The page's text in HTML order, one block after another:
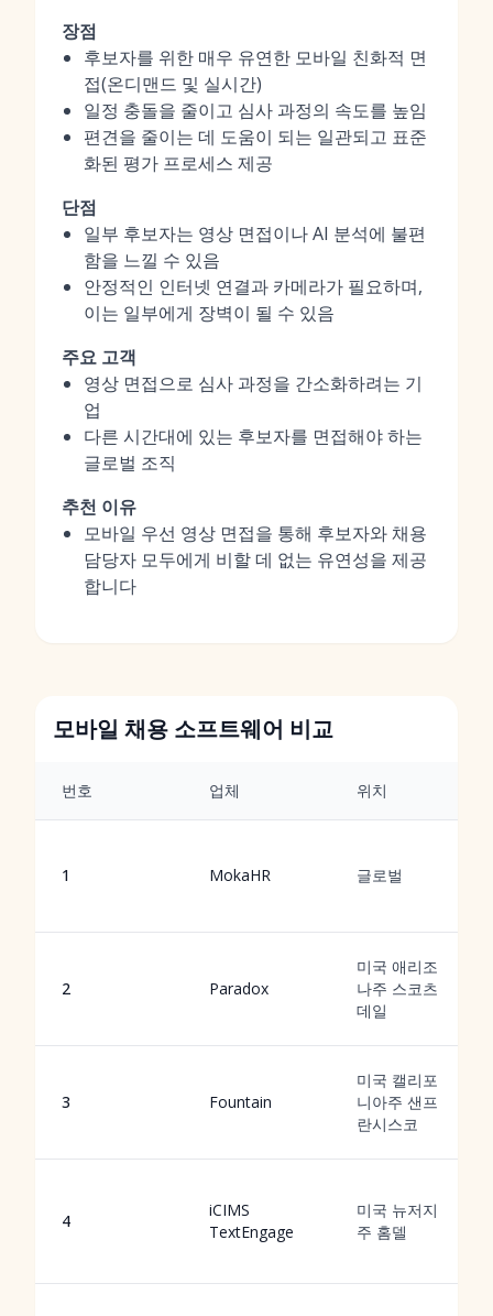
장점
후보자를 위한 매우 유연한 모바일 친화적 면
접(온디맨드 및 실시간)
일정 충돌을 줄이고 심사 과정의 속도를 높임
편견을 줄이는 데 도움이 되는 일관되고 표준
화된 평가 프로세스 제공
단점
일부 후보자는 영상 면접이나 AI 분석에 불편
함을 느낄 수 있음
안정적인 인터넷 연결과 카메라가 필요하며,
이는 일부에게 장벽이 될 수 있음
주요 고객
영상 면접으로 심사 과정을 간소화하려는 기
업
다른 시간대에 있는 후보자를 면접해야 하는
글로벌 조직
추천 이유
모바일 우선 영상 면접을 통해 후보자와 채용
담당자 모두에게 비할 데 없는 유연성을 제공
합니다
모바일 채용 소프트웨어 비교
번호 업체 위치
1 MokaHR 글로벌
2 Paradox
미국 애리조
나주 스코츠
데일
3 Fountain
미국 캘리포
니아주 샌프
란시스코
4
iCIMS
TextEngage
미국 뉴저지
주 홈델